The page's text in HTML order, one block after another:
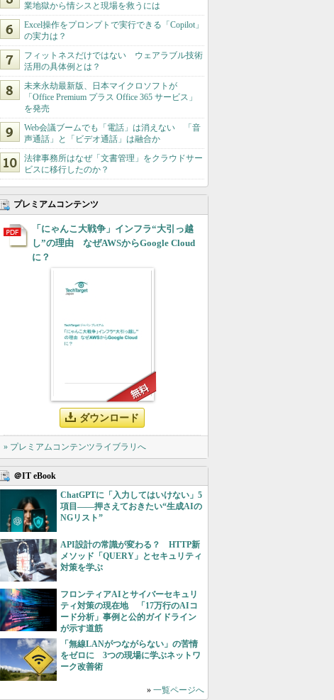
業地獄から情シスと現場を救うには
Excel操作をプロンプトで実行できる「Copilot」
の実力は？
フィットネスだけではない ウェアラブル技術
活用の具体例とは？
未来永劫最新版、日本マイクロソフトが
「Office Premium プラス Office 365 サービス」
を発売
Web会議ブームでも「電話」は消えない 「音
声通話」と「ビデオ通話」は融合か
法律事務所はなぜ「文書管理」をクラウドサー
ビスに移行したのか？
プレミアムコンテンツ
「にゃんこ大戦争」インフラ“大引っ越
し”の理由 なぜAWSからGoogle Cloud
に？
ダウンロード
» プレミアムコンテンツライブラリへ
＠IT eBook
ChatGPTに「入力してはいけない」5
項目――押さえておきたい“生成AIの
NGリスト”
API設計の常識が変わる？ HTTP新
メソッド「QUERY」とセキュリティ
対策を学ぶ
フロンティアAIとサイバーセキュリ
ティ対策の現在地 「17万行のAIコ
ード分析」事例と公的ガイドライン
が示す道筋
「無線LANがつながらない」の苦情
をゼロに 3つの現場に学ぶネットワ
ーク改善術
» 一覧ページへ